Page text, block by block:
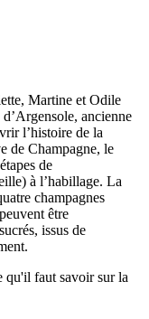
Martine et Odile
ancienne
l’histoire de la
de Champagne, le
de
à l’habillage. La
champagnes
être
issus de
qu'il faut savoir sur la